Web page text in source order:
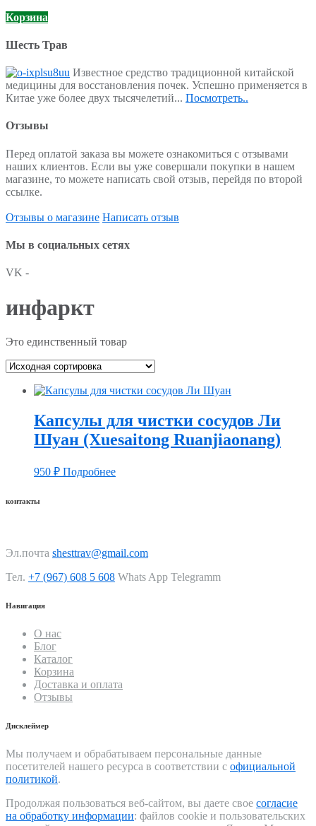
Корзина
Шесть Трав
Известное средство традиционной китайской
медицины для восстановления почек. Успешно применяется в
Китае уже более двух тысячелетий... Посмотреть..
Отзывы
Перед оплатой заказа вы можете ознакомиться с отзывами
наших клиентов. Если вы уже совершали покупки в нашем
магазине, то можете написать свой отзыв, перейдя по второй
ссылке.
Отзывы о магазине Написать отзыв
Мы в социальных сетях
VK -
инфаркт
Это единственный товар
Капсулы для чистки сосудов Ли
Шуан (Xuesaitong Ruanjiaonang)
950 ₽ Подробнее
контакты
Эл.почта shesttrav@gmail.com
Тел. +7 (967) 608 5 608 Whats App Telegramm
Навигация
О нас
Блог
Каталог
Корзина
Доставка и оплата
Отзывы
Дисклеймер
Мы получаем и обрабатываем персональные данные
посетителей нашего ресурса в соответствии с официальной
политикой.
Продолжая пользоваться веб-сайтом, вы даете свое согласие
на обработку информации: файлов cookie и пользовательских